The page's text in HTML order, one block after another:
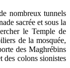
nombreux tunnels
sacrée et sous la
le Temple de
de la mosquée,
des Maghrébins
des colons sionistes